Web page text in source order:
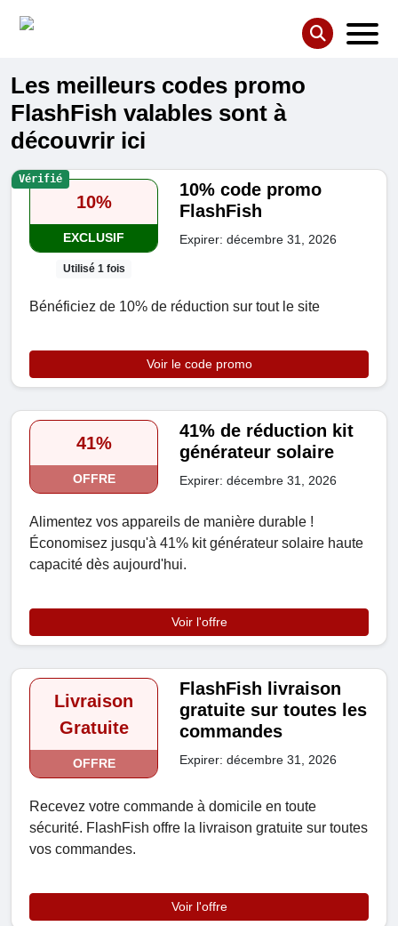
Les meilleurs codes promo
FlashFish valables sont à
découvrir ici
10%
EXCLUSIF
Utilisé 1 fois
10% code promo
FlashFish
Expirer: décembre 31, 2026
Bénéficiez de 10% de réduction sur tout le site
Voir le code promo
Vérifié
41%
OFFRE
41% de réduction kit
générateur solaire
Expirer: décembre 31, 2026
Alimentez vos appareils de manière durable !
Économisez jusqu'à 41% kit générateur solaire haute
capacité dès aujourd'hui.
Voir l'offre
Livraison
Gratuite
OFFRE
FlashFish livraison
gratuite sur toutes les
commandes
Expirer: décembre 31, 2026
Recevez votre commande à domicile en toute
sécurité. FlashFish offre la livraison gratuite sur toutes
vos commandes.
Voir l'offre